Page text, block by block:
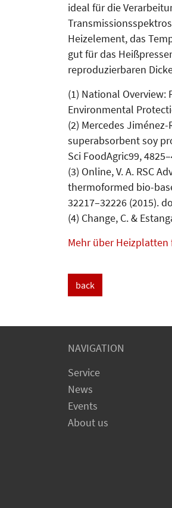
ideal für die
Heizelement, das
gut für das
reproduzierbaren
(1) National Overview:
Environmental
(2) Mercedes
superabsorbent soy
Sci FoodAgric99,
(3) Online, V. A. RSC
thermoformed bio-
32217–32226 (2015).
(4) Change, C. &
Mehr über
back
NAVIGATION
Service
News
Events
About us